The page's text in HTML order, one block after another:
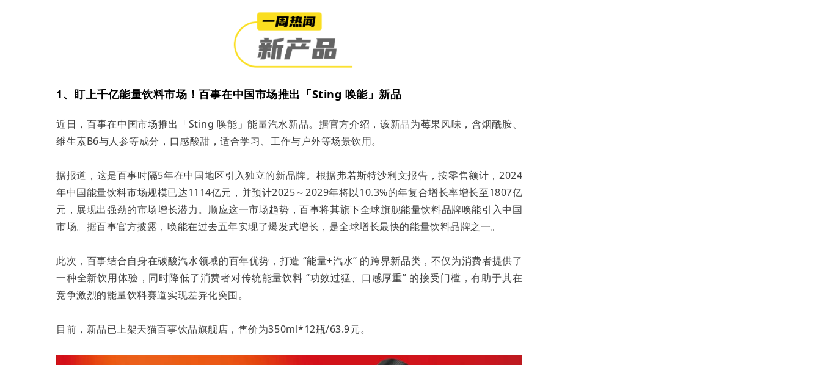
1、盯上千亿能量饮料市场！百事在中国市场推出「Sting 唤能」新品
近日，百事在中国市场推出「Sting 唤能」能量汽水新品。据官方介绍，该新品为莓果风味，含烟酰胺、
维生素B6与人参等成分，口感酸甜，适合学习、工作与户外等场景饮用。
据报道，这是百事时隔5年在中国地区引入独立的新品牌。根据弗若斯特沙利文报告，按零售额计，2024
年中国能量饮料市场规模已达1114亿元，并预计2025～2029年将以10.3%的年复合增长率增长至1807亿
元，展现出强劲的市场增长潜力。顺应这一市场趋势，百事将其旗下全球旗舰能量饮料品牌唤能引入中国
市场。据百事官方披露，唤能在过去五年实现了爆发式增长，是全球增长最快的能量饮料品牌之一。
此次，百事结合自身在碳酸汽水领域的百年优势，打造 “能量+汽水” 的跨界新品类，不仅为消费者提供了
一种全新饮用体验，同时降低了消费者对传统能量饮料 “功效过猛、口感厚重” 的接受门槛，有助于其在
竞争激烈的能量饮料赛道实现差异化突围。
目前，新品已上架天猫百事饮品旗舰店，售价为350ml*12瓶/63.9元。